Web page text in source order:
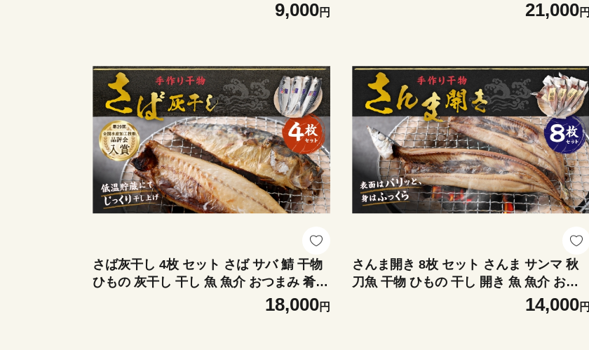
椎茸 きのこ キノコ ピーマン 野菜 やさい
キノコ類 ご飯のお供 おつまみ おかず 味
9,000円 21,000円
さば灰干し 4枚 セット さば サバ 鯖 干物
ひもの 灰干し 干し 魚 魚介 おつまみ 肴
18,000円
さんま開き 8枚 セット さんま サンマ 秋
刀魚 干物 ひもの 干し 開き 魚 魚介 おつ
14,000円